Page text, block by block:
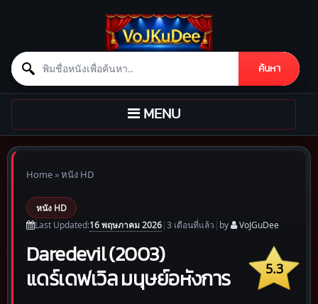
Search for:
ค้นหา
Skip to content
TOGGLE
NAVIGATION
MENU
Home»หนัง HD
หนัง HD
Last Updated:16 พฤษภาคม 2026|3 เดือนที่แล้ว | by VoJGuDee
5.3
Daredevil (2003)
แดร์เดฟเวิล มนุษย์อหังการ